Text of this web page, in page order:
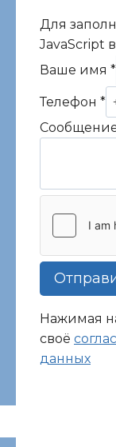
Для
JavaScript
Ваше имя *
Телефон *
Нажимая
своё
данных